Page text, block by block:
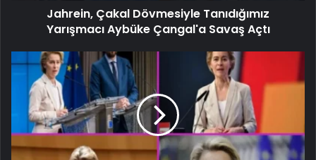
Jahrein, Çakal Dövmesiyle Tanıdığımız
Yarışmacı Aybüke Çangal'a Savaş Açtı